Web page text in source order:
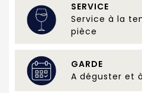
SERVICE
Service à la
pièce
GARDE
A déguster et